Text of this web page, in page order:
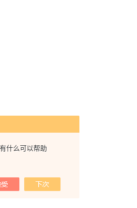
什么可以帮助